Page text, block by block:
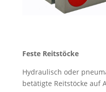
Feste Reitstöcke
Hydraulisch oder
betätigte Reitstöcke auf